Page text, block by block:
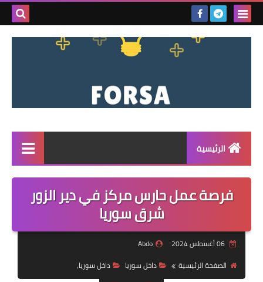
بحث
الرئيسية
القائمة
مناقصات
فرص عمل داخل سوريا
فرص عمل في العراق
فرصة عمل حارس مركز في دير الزور
شرق سوريا
06 أغسطس 2024
Abdo
الصفحة الرئيسية
داخل سوريا
داخل سوريا،